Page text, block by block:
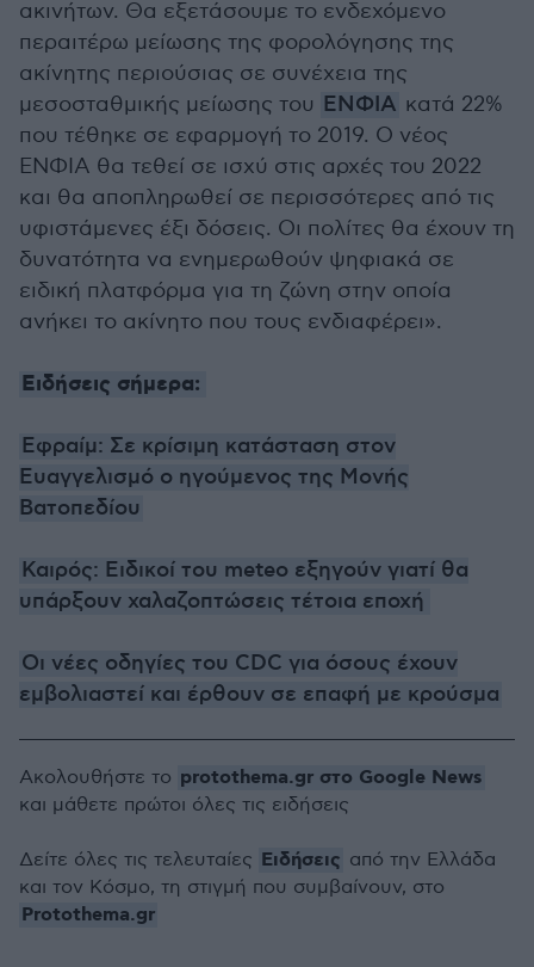
ακινήτων. Θα εξετάσουμε το ενδεχόμενο
περαιτέρω μείωσης της φορολόγησης της
ακίνητης περιούσιας σε συνέχεια της
μεσοσταθμικής μείωσης του ΕΝΦΙΑ κατά 22%
που τέθηκε σε εφαρμογή το 2019. Ο νέος
ΕΝΦΙΑ θα τεθεί σε ισχύ στις αρχές του 2022
και θα αποπληρωθεί σε περισσότερες από τις
υφιστάμενες έξι δόσεις. Οι πολίτες θα έχουν τη
δυνατότητα να ενημερωθούν ψηφιακά σε
ειδική πλατφόρμα για τη ζώνη στην οποία
ανήκει το ακίνητο που τους ενδιαφέρει».
Ειδήσεις σήμερα:
Εφραίμ: Σε κρίσιμη κατάσταση στον
Ευαγγελισμό ο ηγούμενος της Μονής
Βατοπεδίου
Καιρός: Ειδικοί του meteo εξηγούν γιατί θα
υπάρξουν χαλαζοπτώσεις τέτοια εποχή
Οι νέες οδηγίες του CDC για όσους έχουν
εμβολιαστεί και έρθουν σε επαφή με κρούσμα
Ακολουθήστε το protothema.gr στο Google News
και μάθετε πρώτοι όλες τις ειδήσεις
Δείτε όλες τις τελευταίες Ειδήσεις από την Ελλάδα
και τον Κόσμο, τη στιγμή που συμβαίνουν, στο
Protothema.gr